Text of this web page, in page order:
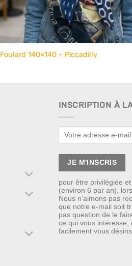
Foulard 140×140 – Piccadilly
INSCRIPTION À
pour être privilégiée
(environ 6 par an),
Nous n’aimons pas
que notre e-mail soit
pas question de le
ce qui vous
facilement vous